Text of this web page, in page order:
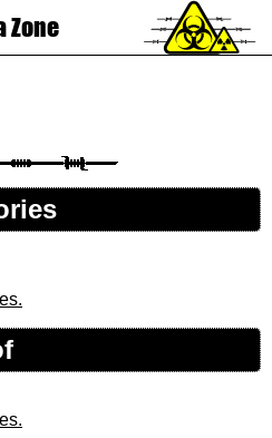
Zone